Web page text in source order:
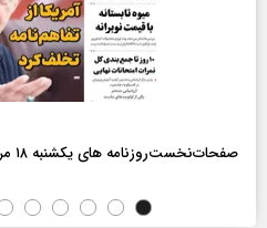
صفحات‌نخست‌روزنامه ها‌ی یکشنبه ۱۸ مردادماه